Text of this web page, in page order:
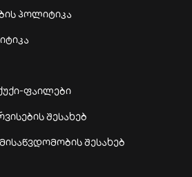
პოლიტიკა
ფაილები
შესახებ
შესახებ